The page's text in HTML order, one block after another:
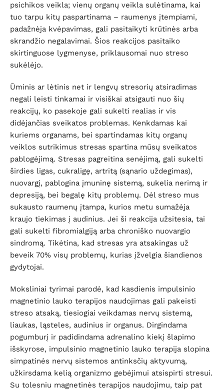
psichikos veikla; vienų organų veikla sulėtinama, kai
tuo tarpu kitų paspartinama – raumenys įtempiami,
padažnėja kvėpavimas, gali pasitaikyti krūtinės arba
skrandžio negalavimai. Šios reakcijos pasitaiko
skirtinguose lygmenyse, priklausomai nuo streso
sukėlėjo.
Ūminis ar lėtinis net ir lengvų stresorių atsiradimas
negali leisti tinkamai ir visiškai atsigauti nuo šių
reakcijų, ko pasekoje gali sukelti realias ir vis
didėjančias sveikatos problemas. Kenkdamas kai
kuriems organams, bei spartindamas kitų organų
veiklos sutrikimus stresas spartina mūsų sveikatos
pablogėjimą. Stresas pagreitina senėjimą, gali sukelti
širdies ligas, cukraligę, artritą (sąnario uždegimas),
nuovargį, pablogina įmuninę sistemą, sukelia nerimą ir
depresiją, bei begalę kitų problemų. Dėl streso mus
sukausto raumenų įtampa, kurios metu sumažėja
kraujo tiekimas į audinius. Jei ši reakcija užsitesia, tai
gali sukelti fibromialgiją arba chroniško nuovargio
sindromą. Tikėtina, kad stresas yra atsakingas už
beveik 70% visų problemų, kurias įžvelgia šiandienos
gydytojai.
Moksliniai tyrimai parodė, kad kasdienis impulsinio
magnetinio lauko terapijos naudojimas gali pakeisti
streso atsaką, tiesiogiai veikdamas nervų sistemą,
liaukas, ląsteles, audinius ir organus. Dirgindama
pogumburį ir padidindama adrenalino kiekį šlapimo
išskyrose, impulsinio magnetinio lauko terapija slopina
simpatinės nervų sistemos antinksčių aktyvumą,
užkirsdama kelią organizmo gebėjimui atsispirti stresui.
Su tolesniu magnetinės terapijos naudojimu, taip pat